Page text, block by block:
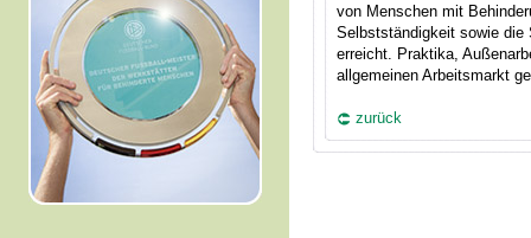
von Menschen mit
Selbstständigkeit sowie die
erreicht. Praktika,
allgemeinen Arbeitsmarkt
zurück